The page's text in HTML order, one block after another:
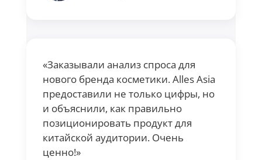
«Заказывали анализ спроса для
нового бренда косметики. Alles Asia
предоставили не только цифры, но
и объяснили, как правильно
позиционировать продукт для
китайской аудитории. Очень
ценно!»